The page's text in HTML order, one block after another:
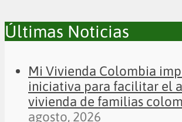
Últimas Noticias
Mi Vivienda Colombia
iniciativa para facilitar el
vivienda de familias
agosto, 2026